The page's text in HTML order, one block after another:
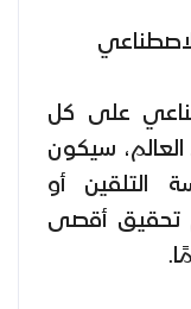
على كل
سيكون
أو
تحقيق أقصى